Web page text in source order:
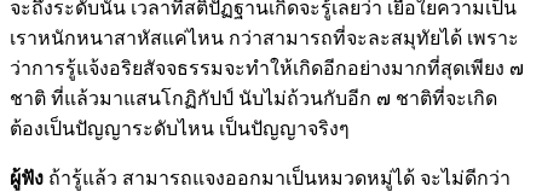
จะถึงระดับนั้น เวลาที่สติปัฏฐานเกิดจะรู้เลยว่า เยื่อใยความเป็น
เราหนักหนาสาหัสแค่ไหน กว่าสามารถที่จะละสมุทัยได้ เพราะ
ว่าการรู้แจ้งอริยสัจจธรรมจะทำให้เกิดอีกอย่างมากที่สุดเพียง ๗
ชาติ ที่แล้วมาแสนโกฏิกัปป์ นับไม่ถ้วนกับอีก ๗ ชาติที่จะเกิด
ต้องเป็นปัญญาระดับไหน เป็นปัญญาจริงๆ
ผู้ฟัง ถ้ารู้แล้ว สามารถแจงออกมาเป็นหมวดหมู่ได้ จะไม่ดีกว่า